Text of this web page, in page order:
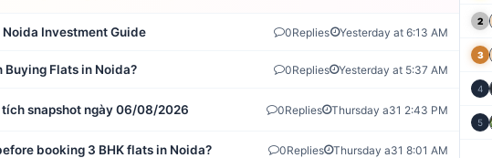
Investment Guide 0Replies Yesterday at 6:13 AM
Buying Flats in Noida? 0Replies Yesterday at 5:37 AM
tích snapshot ngày 06/08/2026 0Replies Thursday a31 2:43 PM
booking 3 BHK flats in Noida? 0Replies Thursday a31 8:01 AM
2
3
4
5